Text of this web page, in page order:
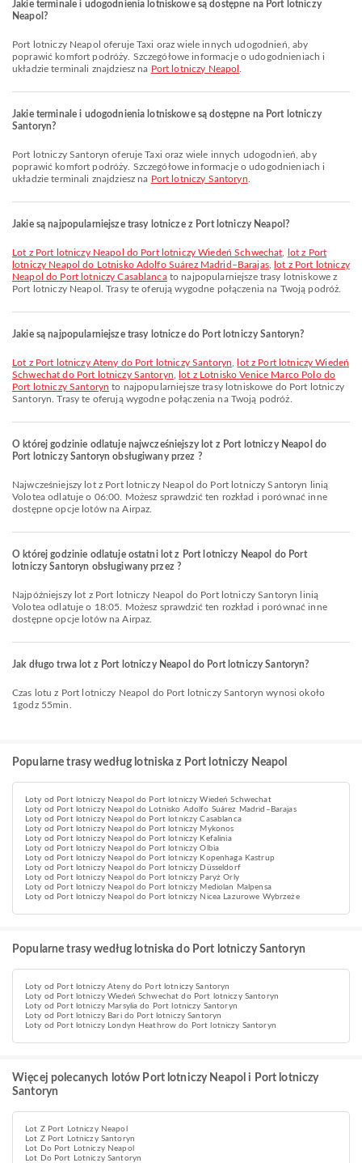
Jakie terminale i udogodnienia lotniskowe są dostępne na Port lotniczy
Neapol?
Port lotniczy Neapol oferuje Taxi oraz wiele innych udogodnień, aby
poprawić komfort podróży. Szczegółowe informacje o udogodnieniach i
układzie terminali znajdziesz na Port lotniczy Neapol
Jakie terminale i udogodnienia lotniskowe są dostępne na Port lotniczy
Santoryn?
Port lotniczy Santoryn oferuje Taxi oraz wiele innych udogodnień, aby
poprawić komfort podróży. Szczegółowe informacje o udogodnieniach i
układzie terminali znajdziesz na Port lotniczy Santoryn
Jakie są najpopularniejsze trasy lotnicze z Port lotniczy Neapol?
lot z Port lotniczy Neapol do Port lotniczy Wiedeń Schwechat
lot z Port
lotniczy Neapol do Lotnisko Adolfo Suárez Madrid–Barajas,
lot z Port lotniczy
Neapol do Port lotniczy Casablancato najpopularniejsze trasy lotniskowe z
Port lotniczy Neapol. Trasy te oferują wygodne połączenia na Twoją podróż.
Jakie są najpopularniejsze trasy lotnicze do Port lotniczy Santoryn?
lot z Port lotniczy Ateny do Port lotniczy Santoryn
lot z Port lotniczy Wiedeń
Schwechat do Port lotniczy Santoryn
lot z Lotnisko Venice Marco Polo do
Port lotniczy Santoryn to najpopularniejsze trasy lotniskowe do Port lotniczy
Santoryn. Trasy te oferują wygodne połączenia na Twoją podróż.
O której godzinie odlatuje najwcześniejszy lot z Port lotniczy Neapol do
Port lotniczy Santoryn obsługiwany przez ?
Najwcześniejszy lot z Port lotniczy Neapol do Port lotniczy Santoryn linią
Volotea odlatuje o 06:00. Możesz sprawdzić ten rozkład i porównać inne
dostępne opcje lotów na Airpaz.
O której godzinie odlatuje ostatni lot z Port lotniczy Neapol do Port
lotniczy Santoryn obsługiwany przez ?
Najpóźniejszy lot z Port lotniczy Neapol do Port lotniczy Santoryn linią
Volotea odlatuje o 18:05. Możesz sprawdzić ten rozkład i porównać inne
dostępne opcje lotów na Airpaz.
Jak długo trwa lot z Port lotniczy Neapol do Port lotniczy Santoryn?
Czas lotu z Port lotniczy Neapol do Port lotniczy Santoryn wynosi około
1godz 55min.
Popularne trasy według lotniska z Port lotniczy Neapol
Loty od Port lotniczy Neapol do Port lotniczy Wiedeń Schwechat
Loty od Port lotniczy Neapol do Lotnisko Adolfo Suárez Madrid–Barajas
Loty od Port lotniczy Neapol do Port lotniczy Casablanca
Loty od Port lotniczy Neapol do Port lotniczy Mykonos
Loty od Port lotniczy Neapol do Port lotniczy Kefalinia
Loty od Port lotniczy Neapol do Port lotniczy Olbia
Loty od Port lotniczy Neapol do Port lotniczy Kopenhaga Kastrup
Loty od Port lotniczy Neapol do Port lotniczy Düsseldorf
Loty od Port lotniczy Neapol do Port lotniczy Paryż Orly
Loty od Port lotniczy Neapol do Port lotniczy Mediolan Malpensa
Loty od Port lotniczy Neapol do Port lotniczy Nicea Lazurowe Wybrzeże
Popularne trasy według lotniska do Port lotniczy Santoryn
Loty od Port lotniczy Ateny do Port lotniczy Santoryn
Loty od Port lotniczy Wiedeń Schwechat do Port lotniczy Santoryn
Loty od Port lotniczy Marsylia do Port lotniczy Santoryn
Loty od Port lotniczy Bari do Port lotniczy Santoryn
Loty od Port lotniczy Londyn Heathrow do Port lotniczy Santoryn
Więcej polecanych lotów Port lotniczy Neapol i Port lotniczy
Santoryn
Lot Z Port Lotniczy Neapol
Lot Z Port Lotniczy Santoryn
Lot Do Port Lotniczy Neapol
Lot Do Port Lotniczy Santoryn